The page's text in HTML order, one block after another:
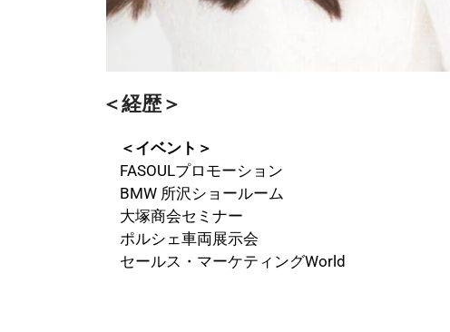
＜経歴＞
＜イベント＞
FASOULプロモーション
BMW 所沢ショールーム
大塚商会セミナー
ポルシェ車両展示会
セールス・マーケティングWorld